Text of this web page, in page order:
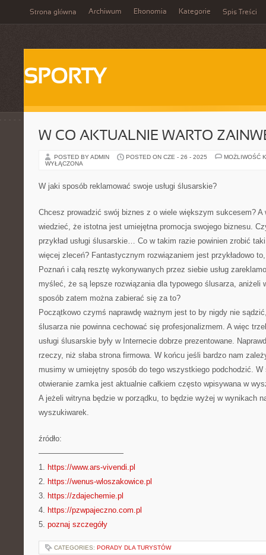
Strona główna Archiwum Ekonomia Kategorie Spis Treści
SPORTY
W CO AKTUALNIE WARTO
POSTED BY ADMIN POSTED ON CZE - 26 - 2025
MOŻLIWOŚĆ
WYŁĄCZONA
W jaki sposób reklamować swoje usługi ślusarskie?
Chcesz prowadzić swój biznes z o wiele większym sukcesem?
wiedzieć, że istotna jest umiejętna promocja swojego biznesu.
przykład usługi ślusarskie… Co w takim razie powinien zrobić
więcej zleceń? Fantastycznym rozwiązaniem jest przykładowo
Poznań i całą resztę wykonywanych przez siebie usług
myśleć, że są lepsze rozwiązania dla typowego ślusarza, aniżeli
sposób zatem można zabierać się za to?
Początkowo czymś naprawdę ważnym jest to by nigdy nie
ślusarza nie powinna cechować się profesjonalizmem. A więc
usługi ślusarskie były w Internecie dobrze prezentowane.
rzeczy, niż słaba strona firmowa. W końcu jeśli bardzo nam
musimy w umiejętny sposób do tego wszystkiego podchodzić.
otwieranie zamka jest aktualnie całkiem często wpisywana w
A jeżeli witryna będzie w porządku, to będzie wyżej w wynikach
wyszukiwarek.
źródło:
———————————
1. https://www.ars-vivendi.pl
2. https://wenus-wloszakowice.pl
3. https://zdajechemie.pl
4. https://pzwpajeczno.com.pl
5. poznaj szczegóły
CATEGORIES: PORADY DLA TURYSTÓW